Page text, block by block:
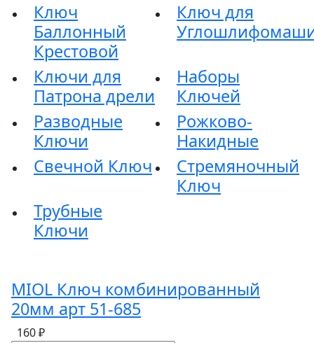
Ключ
Баллонный
Крестовой
Ключ для
Ключи для
Патрона дрели
Наборы
Ключей
Разводные
Ключи
Рожково-
Накидные
Свечной Ключ
Стремяночный
Ключ
Трубные
Ключи
MIOL Ключ комбинированный
20мм арт 51-685
160 ₽